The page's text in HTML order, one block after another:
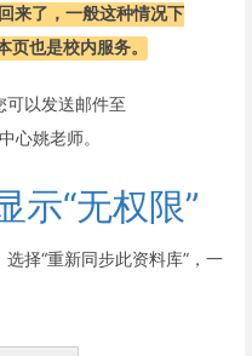
来了，一般这种情况下
也是校内服务。
可以发送邮件至
心姚老师。
示“无权限”
择“重新同步此资料库”，一